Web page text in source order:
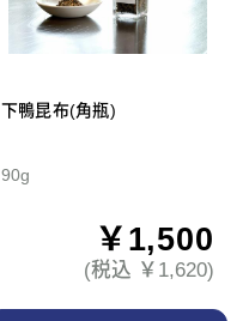
下鴨昆布(角瓶)
90g
￥1,500
(税込 ￥1,620)